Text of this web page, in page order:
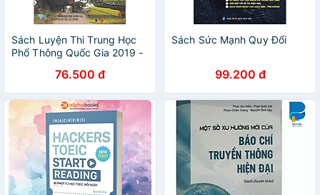
Sách Luyện Thi Trung Học
Phổ Thông Quốc Gia 2019 -
76.500 đ
Sách Sức Mạnh Quy Đổi
99.200 đ